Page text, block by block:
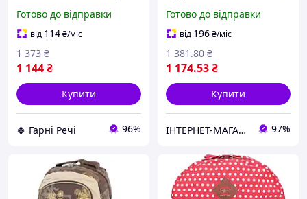
Готово до відправки
від 114₴/міс
1 144₴
1 373 ₴
Купити
🍀 Гарні Речі 96%
272L-1
Готово до відправки
від 196₴/міс
1 174.53₴
1 381.80 ₴
Купити
ІНТЕРНЕТ-МАГАЗИН "КНОПКА" 97%